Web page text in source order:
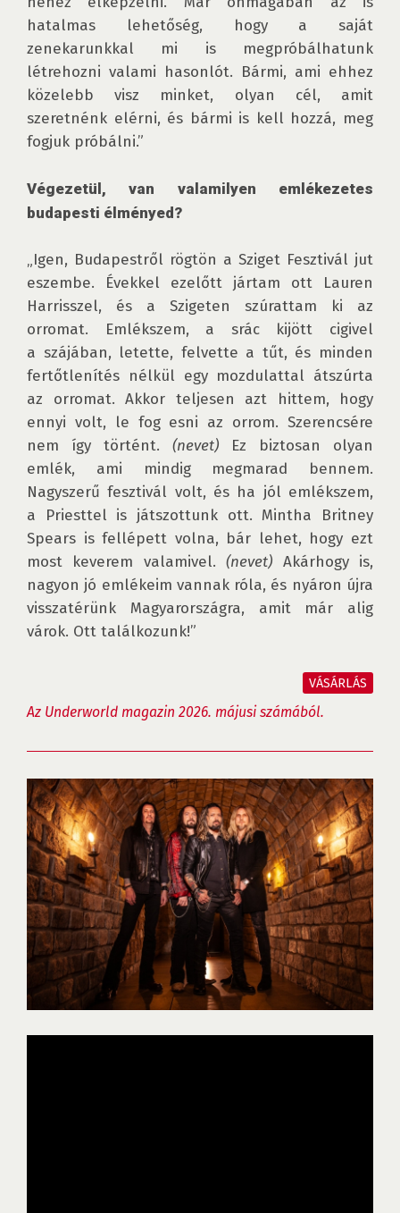
hatalmas lehetőség, hogy a saját
zenekarunkkal mi is megpróbálhatunk
létrehozni valami hasonlót. Bármi, ami ehhez
közelebb visz minket, olyan cél, amit
szeretnénk elérni, és bármi is kell hozzá, meg
fogjuk próbálni.”
Végezetül, van valamilyen emlékezetes
budapesti élményed?
„Igen, Budapestről rögtön a Sziget Fesztivál jut
eszembe. Évekkel ezelőtt jártam ott Lauren
Harrisszel, és a Szigeten szúrattam ki az
orromat. Emlékszem, a srác kijött cigivel
a szájában, letette, felvette a tűt, és minden
fertőtlenítés nélkül egy mozdulattal átszúrta
az orromat. Akkor teljesen azt hittem, hogy
ennyi volt, le fog esni az orrom. Szerencsére
nem így történt. (nevet) Ez biztosan olyan
emlék, ami mindig megmarad bennem.
Nagyszerű fesztivál volt, és ha jól emlékszem,
a Priesttel is játszottunk ott. Mintha Britney
Spears is fellépett volna, bár lehet, hogy ezt
most keverem valamivel. (nevet) Akárhogy is,
nagyon jó emlékeim vannak róla, és nyáron újra
visszatérünk Magyarországra, amit már alig
várok. Ott találkozunk!”
VÁSÁRLÁS
Az Underworld magazin 2026. májusi számából.